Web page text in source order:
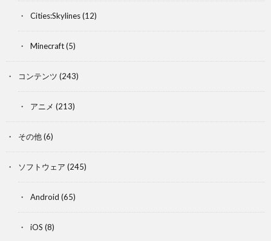
Cities:Skylines(12)
Minecraft(5)
コンテンツ (243)
アニメ (213)
その他(6)
ソフトウェア (245)
Android (65)
iOS (8)